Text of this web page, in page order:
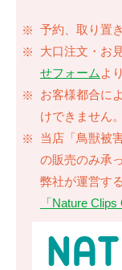
予約、取り置
大口注文・お
せフォーム よ
お客様都合に
けできません。
当店「鳥獣被
の販売のみ承
弊社が運営す
「Nature Clips
アライグマ対
サル対策
ハクビシン対